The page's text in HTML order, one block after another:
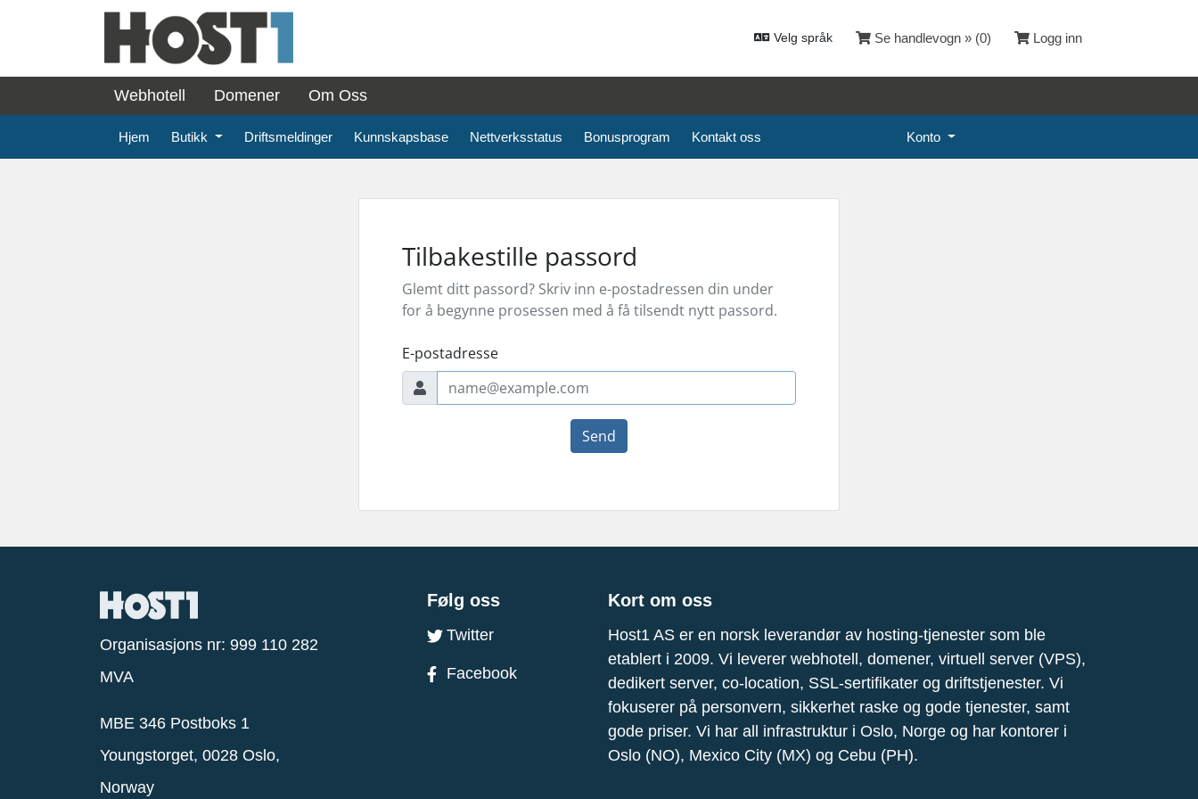
Velg språk Se handlevogn » (0) Logg inn
Webhotell Domener Om Oss
Hjem Butikk Driftsmeldinger Kunnskapsbase Nettverksstatus Bonusprogram Kontakt oss Konto
Tilbakestille passord
Glemt ditt passord? Skriv inn e-postadressen din under
for å begynne prosessen med å få tilsendt nytt passord.
E-postadresse
Send
Organisasjons nr: 999 110 282
MVA
MBE 346 Postboks 1
Youngstorget, 0028 Oslo,
Norway
Følg oss
Twitter
Facebook
Kort om oss
Host1 AS er en norsk leverandør av hosting-tjenester som ble
etablert i 2009. Vi leverer webhotell, domener, virtuell server (VPS),
dedikert server, co-location, SSL-sertifikater og driftstjenester. Vi
fokuserer på personvern, sikkerhet raske og gode tjenester, samt
gode priser. Vi har all infrastruktur i Oslo, Norge og har kontorer i
Oslo (NO), Mexico City (MX) og Cebu (PH).